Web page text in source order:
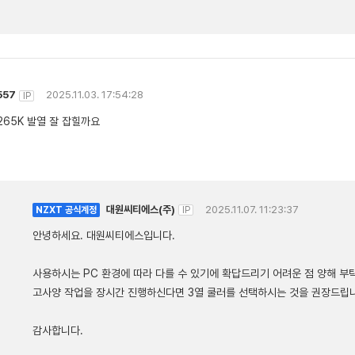
IP 2025.11.03. 17:54:28
발열 잘 잡힐까요
NZXT 공식계정 대원씨티에스(주) IP 2025.11.07. 11:23:37
안녕하세요. 대원씨티에스입니다.
사용하시는 PC 환경에 따라 다를 수 있기에 확답드리기 어려운 점 양해 부
고사양 작업을 장시간 진행하신다면 3열 쿨러를 선택하시는 것을 권장드립
감사합니다.